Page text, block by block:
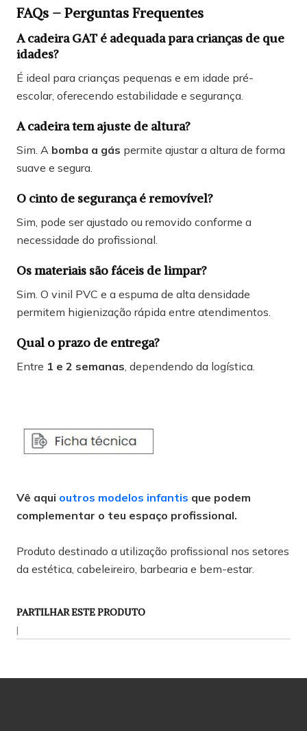
FAQs – Perguntas Frequentes
A cadeira GAT é adequada para crianças de que
idades?
É ideal para crianças pequenas e em idade pré-
escolar, oferecendo estabilidade e segurança.
A cadeira tem ajuste de altura?
Sim. A bomba a gás permite ajustar a altura de forma
suave e segura.
O cinto de segurança é removível?
Sim, pode ser ajustado ou removido conforme a
necessidade do profissional.
Os materiais são fáceis de limpar?
Sim. O vinil PVC e a espuma de alta densidade
permitem higienização rápida entre atendimentos.
Qual o prazo de entrega?
Entre 1 e 2 semanas, dependendo da logística.
Vê aqui outros modelos infantis que podem
complementar o teu espaço profissional.
Produto destinado a utilização profissional nos setores
da estética, cabeleireiro, barbearia e bem-estar.
PARTILHAR ESTE PRODUTO
|